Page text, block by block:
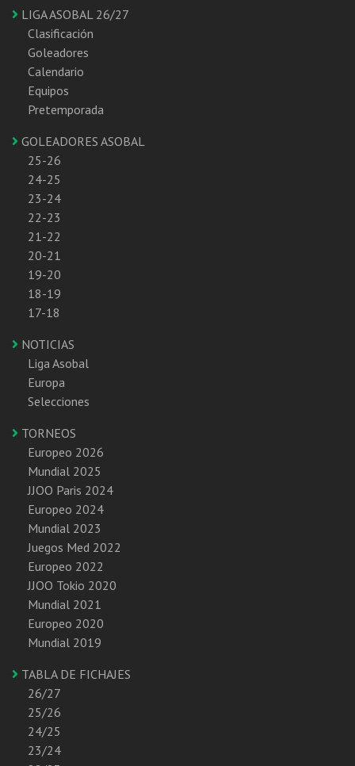
LIGA ASOBAL 26/27
Clasificación
Goleadores
Calendario
Equipos
Pretemporada
GOLEADORES ASOBAL
25-26
24-25
23-24
22-23
21-22
20-21
19-20
18-19
17-18
NOTICIAS
Liga Asobal
Europa
Selecciones
TORNEOS
Europeo 2026
Mundial 2025
JJOO Paris 2024
Europeo 2024
Mundial 2023
Juegos Med 2022
Europeo 2022
JJOO Tokio 2020
Mundial 2021
Europeo 2020
Mundial 2019
TABLA DE FICHAJES
26/27
25/26
24/25
23/24